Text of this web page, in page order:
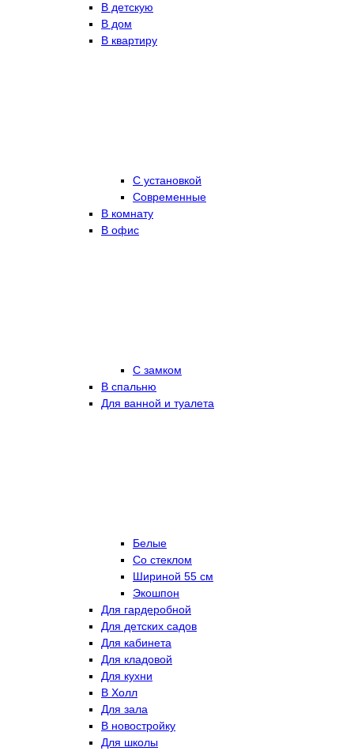
В детскую
В дом
В квартиру
С установкой
Современные
В комнату
В офис
С замком
В спальню
Для ванной и туалета
Белые
Со стеклом
Шириной 55 см
Экошпон
Для гардеробной
Для детских садов
Для кабинета
Для кладовой
Для кухни
В Холл
Для зала
В новостройку
Для школы